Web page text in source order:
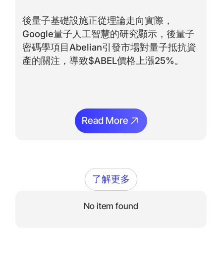
後量子基礎設施正從理論走向實際，
Google量子人工智慧的研究顯示，後量子
密碼學項目Abelian引發市場對量子抵抗資
產的關注，導致$ABEL價格上漲25%。
Read More
了解更多
No item found